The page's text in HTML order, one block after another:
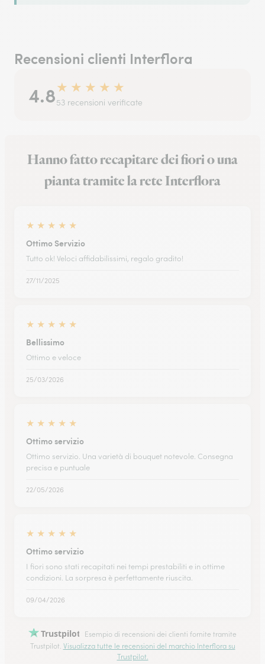
Recensioni clienti Interflora
4.8★ ★ ★ ★ ★
53 recensioni verificate
Hanno fatto recapitare dei fiori o una
pianta tramite la rete Interflora
★ ★ ★ ★ ★
Ottimo Servizio
Tutto ok! Veloci affidabilissimi, regalo gradito!
27/11/2025
★ ★ ★ ★ ★
Bellissimo
Ottimo e veloce
25/03/2026
★ ★ ★ ★ ★
Ottimo servizio
Ottimo servizio. Una varietà di bouquet notevole. Consegna
precisa e puntuale
22/05/2026
★ ★ ★ ★ ★
Ottimo servizio
I fiori sono stati recapitati nei tempi prestabiliti e in ottime
condizioni. La sorpresa è perfettamente riuscita.
09/04/2026
Trustpilot
Esempio di recensioni dei clienti fornite tramite
Trustpilot. Visualizza tutte le recensioni del marchio Interflora su
Trustpilot.